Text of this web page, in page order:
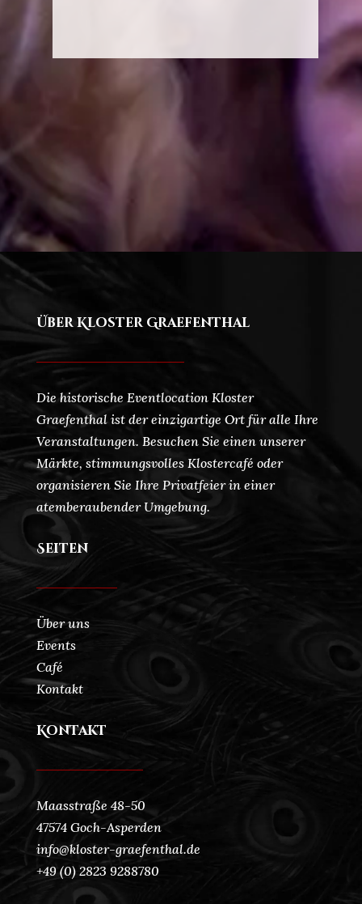
Über Kloster Graefenthal
Die historische Eventlocation Kloster
Graefenthal ist der einzigartige Ort für alle Ihre
Veranstaltungen. Besuchen Sie einen unserer
Märkte, stimmungsvolles Klostercafé oder
organisieren Sie Ihre Privatfeier in einer
atemberaubender Umgebung.
Seiten
Über uns
Events
Café
Kontakt
Kontakt
Maasstraße 48-50
47574 Goch-Asperden
info@kloster-graefenthal.de
+49 (0) 2823 9288780